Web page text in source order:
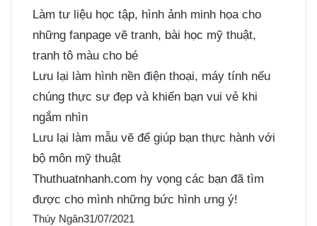
Làm tư liệu học tập, hình ảnh minh họa cho
những fanpage vẽ tranh, bài học mỹ thuật,
tranh tô màu cho bé
Lưu lại làm hình nền điện thoại, máy tính nếu
chúng thực sự đẹp và khiến bạn vui vẻ khi
ngắm nhìn
Lưu lại làm mẫu vẽ để giúp bạn thực hành với
bộ môn mỹ thuật
Thuthuatnhanh.com hy vọng các bạn đã tìm
được cho mình những bức hình ưng ý!
Thúy Ngân31/07/2021